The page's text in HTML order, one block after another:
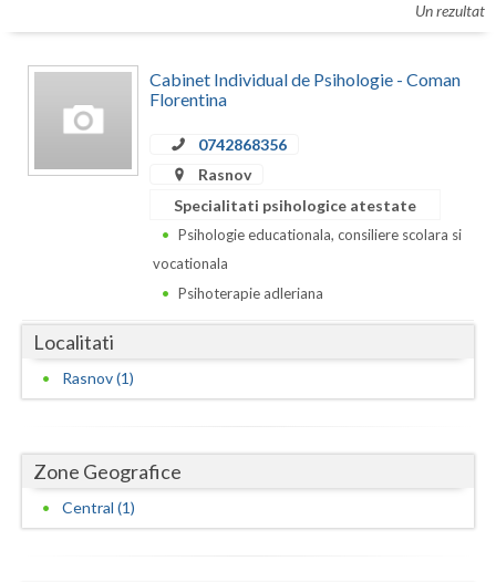
Bucuresti
Calarasi
Caras-Severin
Dambovita
Giurgiu
Gorj
Un rezultat
Cabinet Individual de Psihologie - Coman
Florentina
0742868356
Rasnov
Specialitati psihologice atestate
Psihologie educationala, consiliere scolara si
vocationala
Psihoterapie adleriana
Localitati
Rasnov (1)
Zone Geografice
Central (1)